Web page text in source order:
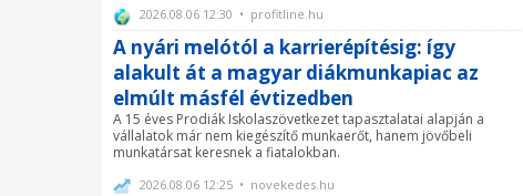
2026.08.06 12:30 • profitline.hu
A nyári melótól a karrierépítésig: így
alakult át a magyar diákmunkapiac az
elmúlt másfél évtizedben
A 15 éves Prodiák Iskolaszövetkezet tapasztalatai alapján a
vállalatok már nem kiegészítő munkaerőt, hanem jövőbeli
munkatársat keresnek a fiatalokban.
2026.08.06 12:25 • novekedes.hu